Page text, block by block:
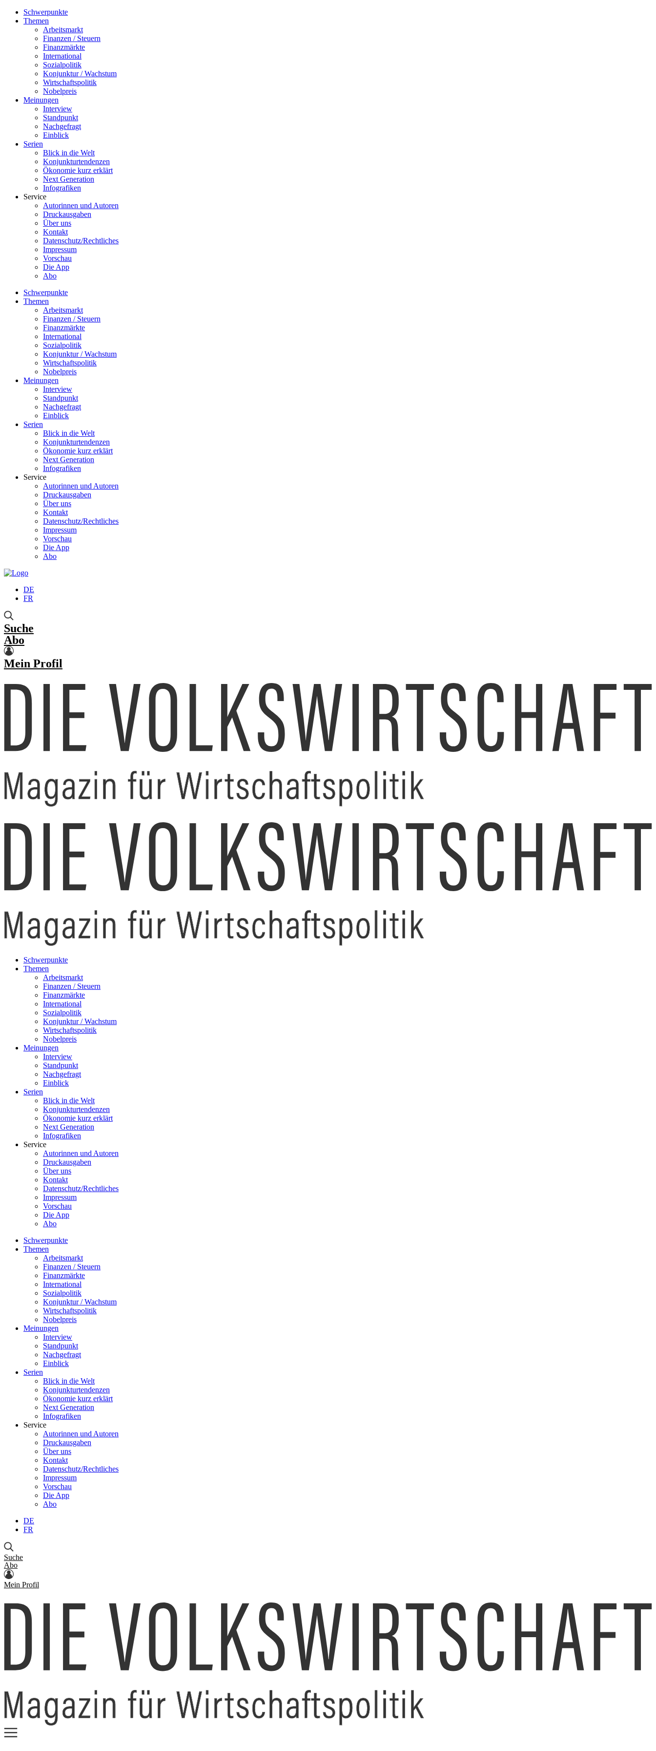
Schwerpunkte
Themen
Arbeitsmarkt
Finanzen / Steuern
Finanzmärkte
International
Sozialpolitik
Konjunktur / Wachstum
Wirtschaftspolitik
Nobelpreis
Meinungen
Interview
Standpunkt
Nachgefragt
Einblick
Serien
Blick in die Welt
Konjunkturtendenzen
Ökonomie kurz erklärt
Next Generation
Infografiken
Service
Autorinnen und Autoren
Druckausgaben
Über uns
Kontakt
Datenschutz/Rechtliches
Impressum
Vorschau
Die App
Abo
Schwerpunkte
Themen
Arbeitsmarkt
Finanzen / Steuern
Finanzmärkte
International
Sozialpolitik
Konjunktur / Wachstum
Wirtschaftspolitik
Nobelpreis
Meinungen
Interview
Standpunkt
Nachgefragt
Einblick
Serien
Blick in die Welt
Konjunkturtendenzen
Ökonomie kurz erklärt
Next Generation
Infografiken
Service
Autorinnen und Autoren
Druckausgaben
Über uns
Kontakt
Datenschutz/Rechtliches
Impressum
Vorschau
Die App
Abo
DE
FR
Suche
Abo
Mein Profil
Schwerpunkte
Themen
Arbeitsmarkt
Finanzen / Steuern
Finanzmärkte
International
Sozialpolitik
Konjunktur / Wachstum
Wirtschaftspolitik
Nobelpreis
Meinungen
Interview
Standpunkt
Nachgefragt
Einblick
Serien
Blick in die Welt
Konjunkturtendenzen
Ökonomie kurz erklärt
Next Generation
Infografiken
Service
Autorinnen und Autoren
Druckausgaben
Über uns
Kontakt
Datenschutz/Rechtliches
Impressum
Vorschau
Die App
Abo
Schwerpunkte
Themen
Arbeitsmarkt
Finanzen / Steuern
Finanzmärkte
International
Sozialpolitik
Konjunktur / Wachstum
Wirtschaftspolitik
Nobelpreis
Meinungen
Interview
Standpunkt
Nachgefragt
Einblick
Serien
Blick in die Welt
Konjunkturtendenzen
Ökonomie kurz erklärt
Next Generation
Infografiken
Service
Autorinnen und Autoren
Druckausgaben
Über uns
Kontakt
Datenschutz/Rechtliches
Impressum
Vorschau
Die App
Abo
DE
FR
Suche
Abo
Mein Profil